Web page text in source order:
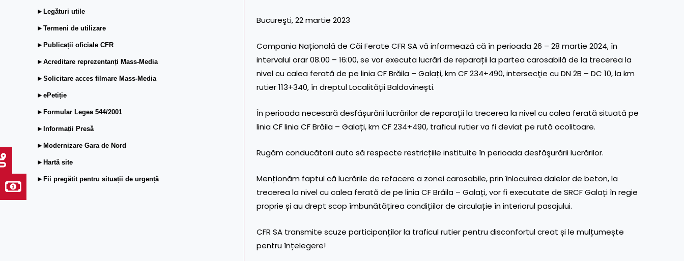
►Legături utile
►Termeni de utilizare
►Publicații oficiale CFR
►Acreditare reprezentanți Mass-Media
►Solicitare acces filmare Mass-Media
►ePetiție
►Formular Legea 544/2001
►Informații Presă
►Modernizare Gara de Nord
►Hartă site
►Fii pregătit pentru situații de urgență
Bucureşti, 22 martie 2023
Compania Națională de Căi Ferate CFR SA vă informează că în perioada 26 – 28 martie 2024, în
intervalul orar 08.00 – 16:00, se vor executa lucrări de reparații la partea carosabilă de la trecerea la
nivel cu calea ferată de pe linia CF Brăila – Galați, km CF 234+490, intersecţie cu DN 2B – DC 10, la km
rutier 113+340, în dreptul Localității Baldovinești.
În perioada necesară desfășurării lucrărilor de reparații la trecerea la nivel cu calea ferată situată pe
linia CF linia CF Brăila – Galați, km CF 234+490, traficul rutier va fi deviat pe rută ocolitoare.
Rugăm conducătorii auto să respecte restricțiile instituite în perioada desfăşurării lucrărilor.
Menționăm faptul că lucrările de refacere a zonei carosabile, prin înlocuirea dalelor de beton, la
trecerea la nivel cu calea ferată de pe linia CF Brăila – Galați, vor fi executate de SRCF Galați în regie
proprie și au drept scop îmbunătățirea condițiilor de circulație în interiorul pasajului.
CFR SA transmite scuze participanților la traficul rutier pentru disconfortul creat și le mulțumește
pentru înțelegere!